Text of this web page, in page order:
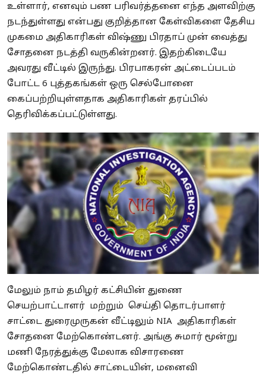
உள்ளார், எனவும் பண பரிவர்த்தனை எந்த அளவிற்கு
நடந்துள்ளது என்பது குறித்தான கேள்விகளை தேசிய
முகமை அதிகாரிகள் விஷ்ணு பிரதாப் முன் வைத்து
சோதனை நடத்தி வருகின்றனர். இதற்கிடையே
அவரது வீட்டில் இருந்து. பிரபாகரன் அட்டைப்படம்
போட்ட 6 புத்தகங்கள் ஒரு செல்போனை
கைப்பற்றியுள்ளதாக அதிகாரிகள் தரப்பில்
தெரிவிக்கப்பட்டுள்ளது.
மேலும் நாம் தமிழர் கட்சியின் துணை
செயற்பாட்டாளர் மற்றும் செய்தி தொடர்பாளர்
சாட்டை துரைமுருகன் வீட்டிலும் NIA அதிகாரிகள்
சோதனை மேற்கொண்டனர். அங்கு சுமார் மூன்று
மணி நேரத்துக்கு மேலாக விசாரணை
மேற்கொண்டதில் சாட்டையின், மனைவி